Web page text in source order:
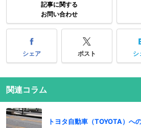
記事に関する
お問い合わせ
シェア ポスト シ
関連コラム
トヨタ自動車（TOYOTA）へ